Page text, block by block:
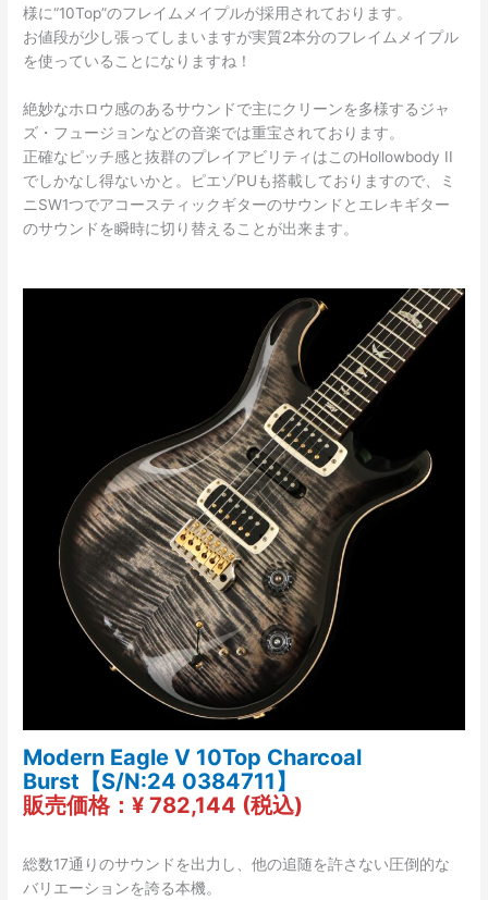
様に“10Top”のフレイムメイプルが採用されております。
お値段が少し張ってしまいますが実質2本分のフレイムメイプル
を使っていることになりますね！
絶妙なホロウ感のあるサウンドで主にクリーンを多様するジャ
ズ・フュージョンなどの音楽では重宝されております。
正確なピッチ感と抜群のプレイアビリティはこのHollowbody II
でしかなし得ないかと。ピエゾPUも搭載しておりますので、ミ
ニSW1つでアコースティックギターのサウンドとエレキギター
のサウンドを瞬時に切り替えることが出来ます。
Modern Eagle V 10Top Charcoal
Burst【S/N:24 0384711】
販売価格：¥ 782,144 (税込)
総数17通りのサウンドを出力し、他の追随を許さない圧倒的な
バリエーションを誇る本機。